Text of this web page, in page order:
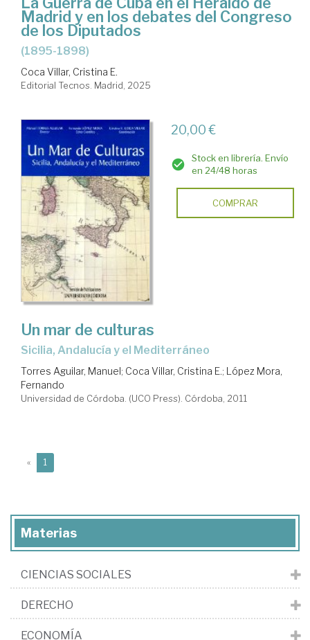
Madrid y en los debates del Congreso
de los Diputados
(1895-1898)
Coca Villar, Cristina E.
Editorial Tecnos. Madrid, 2025
20,00 €
Stock en librería. Envío
en 24/48 horas
COMPRAR
Un mar de culturas
Sicilia, Andalucía y el Mediterráneo
Torres Aguilar, Manuel; Coca Villar, Cristina E.; López Mora,
Fernando
Universidad de Córdoba. (UCO Press). Córdoba, 2011
« 1
Materias
CIENCIAS SOCIALES
DERECHO
ECONOMÍA